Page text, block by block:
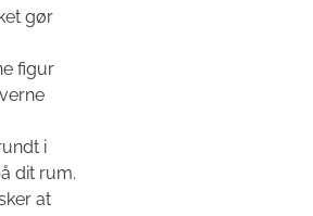
gør
figur
i
dit rum.
at